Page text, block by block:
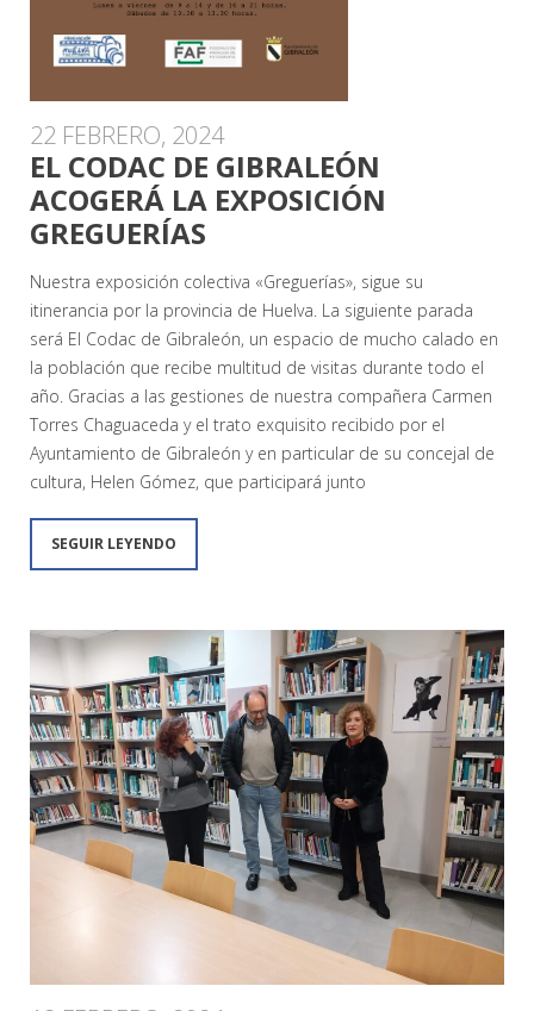
22 FEBRERO, 2024
EL CODAC DE GIBRALEÓN
ACOGERÁ LA EXPOSICIÓN
GREGUERÍAS
Nuestra exposición colectiva «Greguerías», sigue su
itinerancia por la provincia de Huelva. La siguiente parada
será El Codac de Gibraleón, un espacio de mucho calado en
la población que recibe multitud de visitas durante todo el
año. Gracias a las gestiones de nuestra compañera Carmen
Torres Chaguaceda y el trato exquisito recibido por el
Ayuntamiento de Gibraleón y en particular de su concejal de
cultura, Helen Gómez, que participará junto
SEGUIR LEYENDO